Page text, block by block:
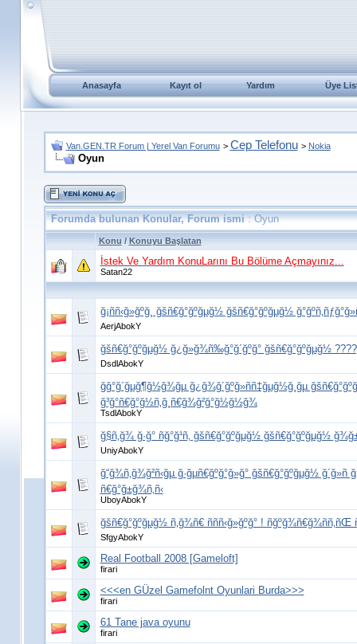
Anasayfa Kayıt ol Yardım Üye
Van.GEN.TR Forum | Yerel Van Forumu > Cep Telefonu > Nokia
Oyun
Forumda bulunan Konular, Forum ismi: Oyun
Konu / Konuyu Başlatan
İstek Ve Yardım KonuLarını Bu Bölüme Açmayınız...
Satan22
ğ¡ññ‹ğ»ğºğ¸ ğšñ€ğ°ğºğµğ½ ğšñ€ğ°ğºğµğ½
AerjAbokY
ğšñ€ğ°ğºğµğ½ ğ¿ğ»ğ¾ñ‰ğ°ğ´ğºğ° ğšñ€ğ°ğºğµğ½
DsdlAbokY
ğğ°ğ´ğµğ¶ğ½ğ¾ğµ ğ¿ğ¾ğ´ğºğ»ññ‡ğµğ½ğ¸ğµ
ğ³ğ°ñ€ğ°ğ½ñ‚ğ¸ñ€ğ¾ğ²ğ°ğ½ğ½ğ¾
TsdlAbokY
ğ§ñ‚ğ¾ ğ·ğ° ñğ°ğ¹ñ‚ ğšñ€ğ°ğºğµğ½ ğšñ€ğ°ğºğµğ½
UniyAbokY
ğ“ğ¾ñ‚ğ¾ğ²ñ‹ğµ ğ·ğµñ€ğºğ°ğ»ğ° ğšñ€ğ°ğºğµğ½
ñ€ğ°ğ±ğ¾ñ‚ñ‹
UboyAbokY
ğšñ€ğ°ğºğµğ½ ñ‚ğ¾ñ€ ñññ‹ğ»ğºğ° ! ñğºğ¾ñ€ğ¾ññ‚ñŒ
SfgyAbokY
Real Football 2008 [Gameloft]
firari
<<<en GÜzel Gamefolnt Oyunlari Burda>>>
firari
61 Tane java oyunu
firari